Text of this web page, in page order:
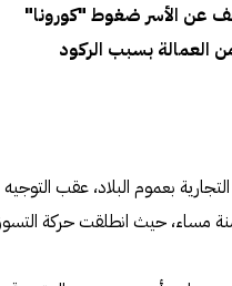
عن الأسر ضغوط "كورونا"
بعموم البلاد، عقب التوجيه
مساء، حيث انطلقت حركة